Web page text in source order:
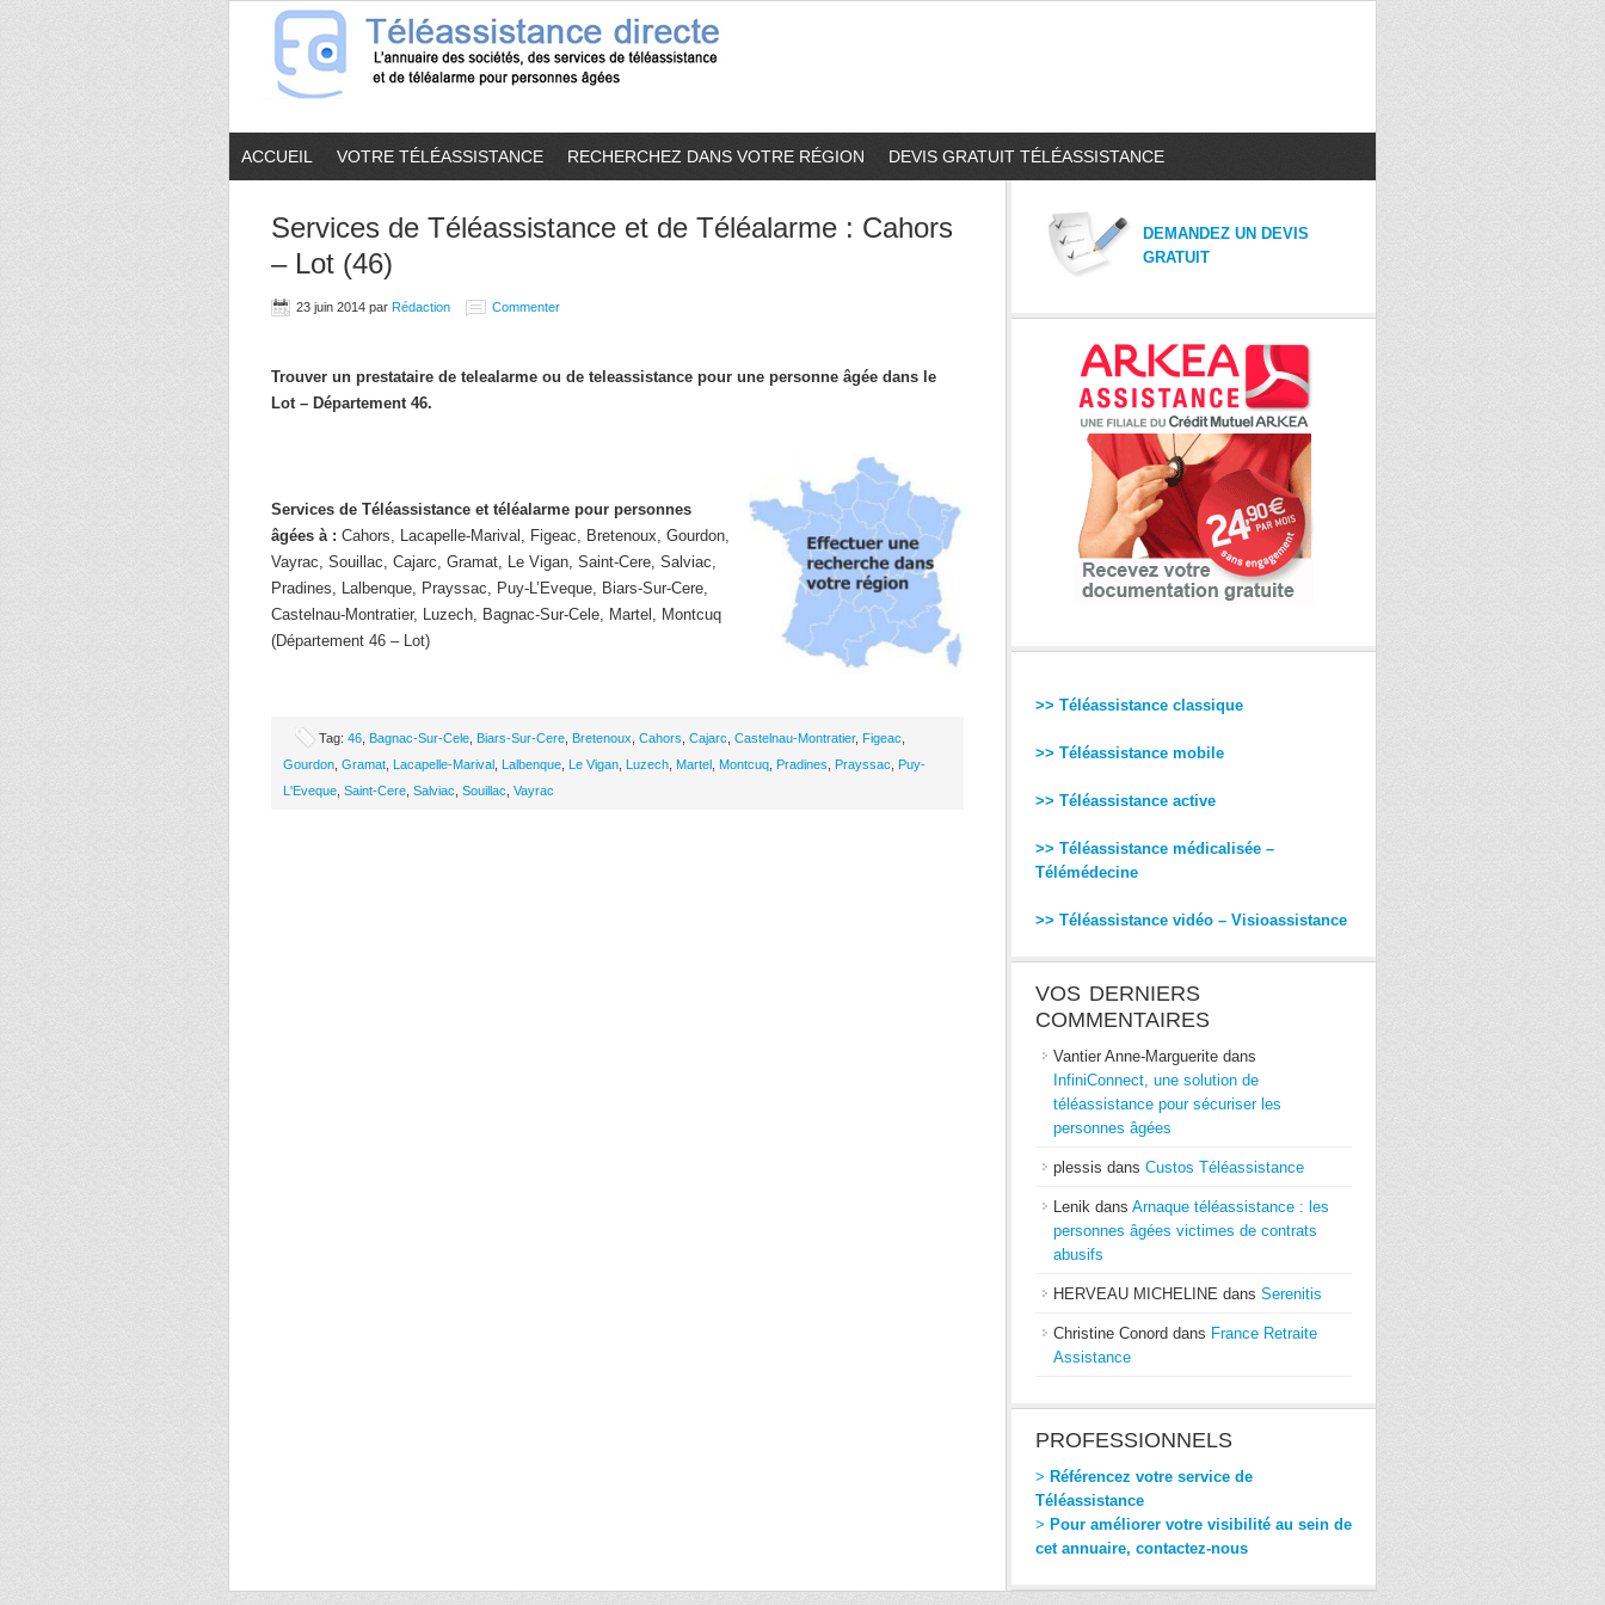
ACCUEIL VOTRE TÉLÉASSISTANCE RECHERCHEZ DANS VOTRE RÉGION DEVIS GRATUIT TÉLÉASSISTANCE
Services de Téléassistance et de Téléalarme : Cahors
– Lot (46)
23 juin 2014 par Rédaction Commenter
Trouver un prestataire de telealarme ou de teleassistance pour une personne âgée dans le
Lot – Département 46.
Services de Téléassistance et téléalarme pour personnes
âgées à : Cahors, Lacapelle-Marival, Figeac, Bretenoux, Gourdon,
Vayrac, Souillac, Cajarc, Gramat, Le Vigan, Saint-Cere, Salviac,
Pradines, Lalbenque, Prayssac, Puy-L’Eveque, Biars-Sur-Cere,
Castelnau-Montratier, Luzech, Bagnac-Sur-Cele, Martel, Montcuq
(Département 46 – Lot)
Tag: 46 Bagnac-Sur-Cele Biars-Sur-Cere Bretenoux Cahors Cajarc Castelnau-Montratier, Figeac
Gourdon Gramat Lacapelle-Marival Lalbenque Le Vigan Luzech Martel Montcuq Pradines Prayssac
Puy-
L'Eveque Saint-Cere Salviac Souillac Vayrac
DEMANDEZ UN DEVIS
GRATUIT
>> Téléassistance classique
>> Téléassistance mobile
>> Téléassistance active
>> Téléassistance médicalisée –
Télémédecine
>> Téléassistance vidéo – Visioassistance
VOS DERNIERS
COMMENTAIRES
Vantier Anne-Marguerite dans
InfiniConnect, une solution de
téléassistance pour sécuriser les
personnes âgées
plessis dans Custos Téléassistance
Lenik dans Arnaque téléassistance : les
personnes âgées victimes de contrats
abusifs
HERVEAU MICHELINE dans Serenitis
Christine Conord dans France Retraite
Assistance
PROFESSIONNELS
> Référencez votre service de
Téléassistance
> Pour améliorer votre visibilité au sein de
cet annuaire, contactez-nous